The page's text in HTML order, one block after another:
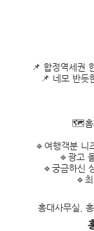
📌 합정역세권
📌 네모 반듯
🗺홈
🔹여행객분 니
🔹광고
🔹궁금하신
🔹
홍대사무실,